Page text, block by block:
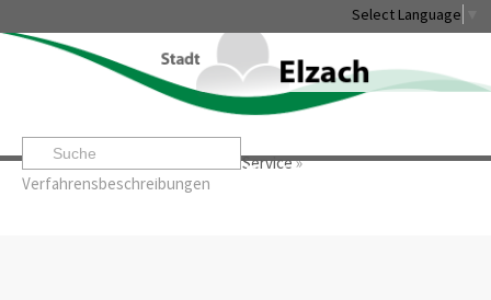
Select Language
Startseite» »Service»
Verfahrensbeschreibungen
Leben & Erleben Rathaus & Service